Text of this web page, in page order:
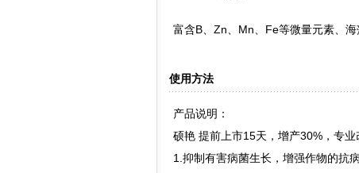
富含B、Zn、Mn、Fe等微量元素、
使用方法
产品说明：
硕艳 提前上市15天，增产30%，专业
1.抑制有害病菌生长，增强作物的抗